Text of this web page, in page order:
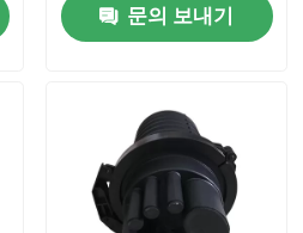
문의 보내기